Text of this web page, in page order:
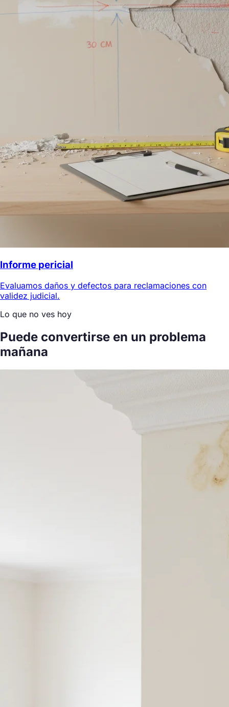
Informe pericial
Evaluamos daños y defectos para reclamaciones con
validez judicial.
Lo que no ves hoy
Puede convertirse en un problema
mañana